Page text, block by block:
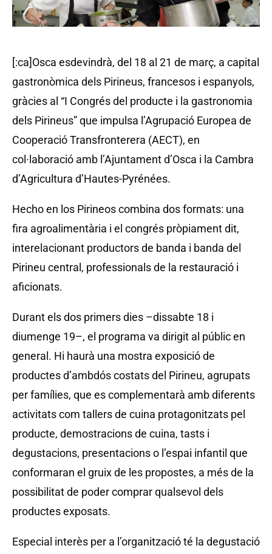
[:ca]Osca esdevindrà, del 18 al 21 de març, a capital
gastronòmica dels Pirineus, francesos i espanyols,
gràcies al “I Congrés del producte i la gastronomia
dels Pirineus” que impulsa l’Agrupació Europea de
Cooperació Transfronterera (AECT), en
col·laboració amb l’Ajuntament d’Osca i la Cambra
d’Agricultura d’Hautes-Pyrénées.
Hecho en los Pirineos combina dos formats: una
fira agroalimentària i el congrés pròpiament dit,
interelacionant productors de banda i banda del
Pirineu central, professionals de la restauració i
aficionats.
Durant els dos primers dies –dissabte 18 i
diumenge 19–, el programa va dirigit al públic en
general. Hi haurà una mostra exposició de
productes d’ambdós costats del Pirineu, agrupats
per famílies, que es complementarà amb diferents
activitats com tallers de cuina protagonitzats pel
producte, demostracions de cuina, tasts i
degustacions, presentacions o l’espai infantil que
conformaran el gruix de les propostes, a més de la
possibilitat de poder comprar qualsevol dels
productes exposats.
Especial interès per a l’organització té la degustació